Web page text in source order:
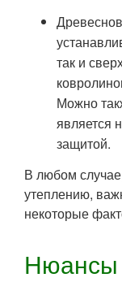
так и
Можно
является
защитой.
В любом
утеплению,
некоторые
Нюансы